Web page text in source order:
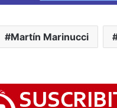
Martín Marinucci